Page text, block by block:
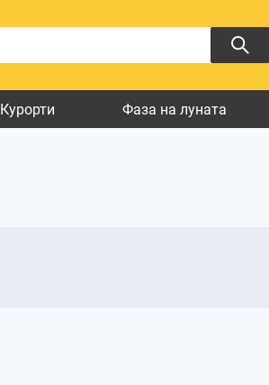
Курорти Фаза на луната